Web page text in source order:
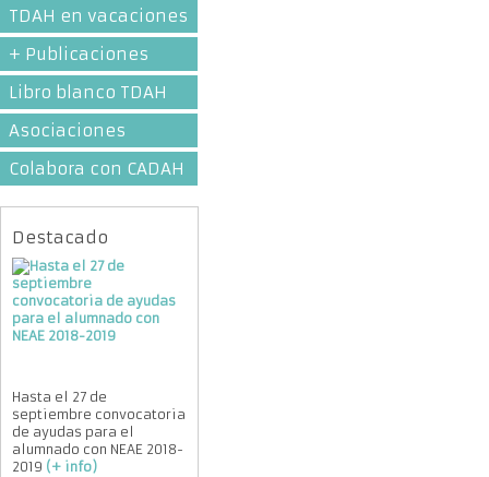
TDAH en vacaciones
+ Publicaciones
Libro blanco TDAH
Asociaciones
Colabora con CADAH
Destacado
Hasta el 27 de
septiembre convocatoria
de ayudas para el
alumnado con NEAE 2018-
2019 (+ info)